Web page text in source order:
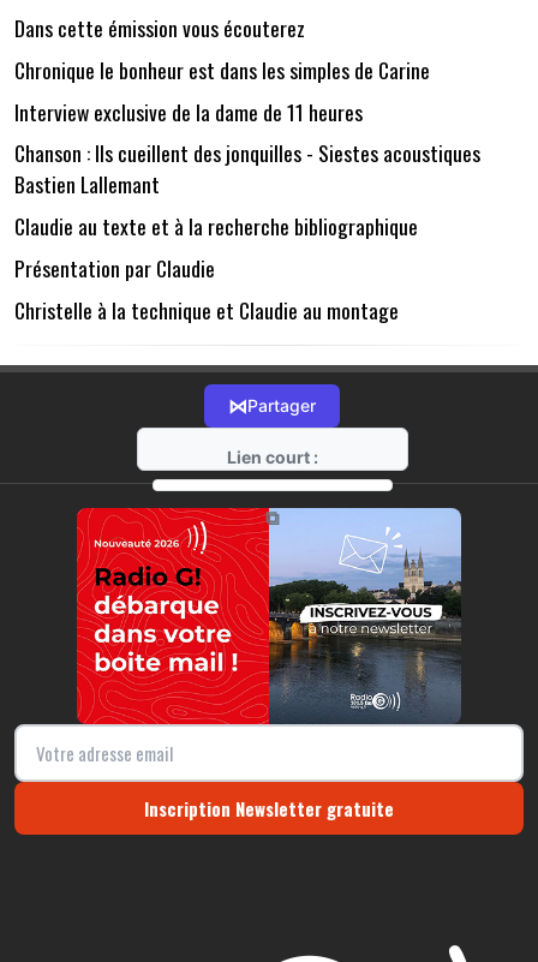
Dans cette émission vous écouterez
Chronique le bonheur est dans les simples de Carine
Interview exclusive de la dame de 11 heures
Chanson : Ils cueillent des jonquilles - Siestes acoustiques
Bastien Lallemant
Claudie au texte et à la recherche bibliographique
Présentation par Claudie
Christelle à la technique et Claudie au montage
⋈Partager
Lien court :
https://radio-g.fr?16813
⧉
Inscription Newsletter gratuite